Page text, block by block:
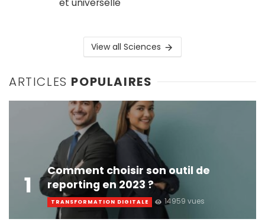
View all Sciences
ARTICLES POPULAIRES
1
Comment choisir son outil de
reporting en 2023 ?
TRANSFORMATION DIGITALE 14959 vues